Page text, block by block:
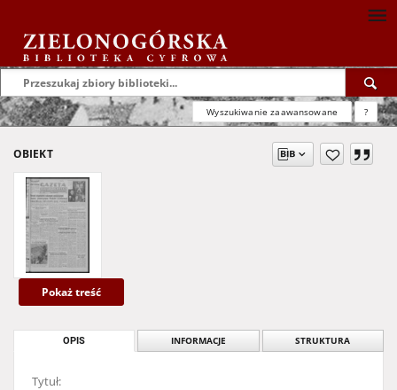
Wyszukiwanie zaawansowane ?
OBIEKT
Pokaż treść
OPIS INFORMACJE STRUKTURA
Tytuł: